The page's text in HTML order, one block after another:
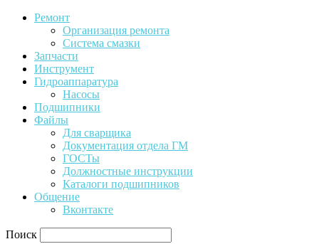
Ремонт
Организация ремонта
Система смазки
Запчасти
Инструмент
Гидроаппаратура
Насосы
Подшипники
Файлы
Для сварщика
Документация отдела ГМ
ГОСТы
Должностные инструкции
Каталоги подшипников
Общение
Вконтакте
Поиск